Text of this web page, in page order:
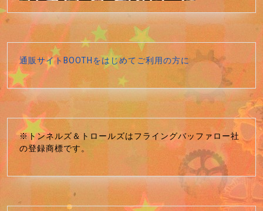
通販サイトBOOTHをはじめてご利用の方に
※トンネルズ＆トロールズはフライングバッファロー社
の登録商標です。